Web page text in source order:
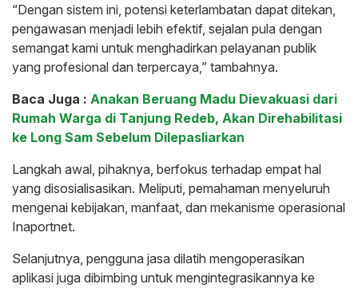
“Dengan sistem ini, potensi keterlambatan dapat ditekan,
pengawasan menjadi lebih efektif, sejalan pula dengan
semangat kami untuk menghadirkan pelayanan publik
yang profesional dan terpercaya,” tambahnya.
Baca Juga : Anakan Beruang Madu Dievakuasi dari
Rumah Warga di Tanjung Redeb, Akan Direhabilitasi
ke Long Sam Sebelum Dilepasliarkan
Langkah awal, pihaknya, berfokus terhadap empat hal
yang disosialisasikan. Meliputi, pemahaman menyeluruh
mengenai kebijakan, manfaat, dan mekanisme operasional
Inaportnet.
Selanjutnya, pengguna jasa dilatih mengoperasikan
aplikasi juga dibimbing untuk mengintegrasikannya ke